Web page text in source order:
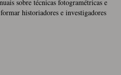
sobre técnicas fotogramétricas e
historiadores e investigadores